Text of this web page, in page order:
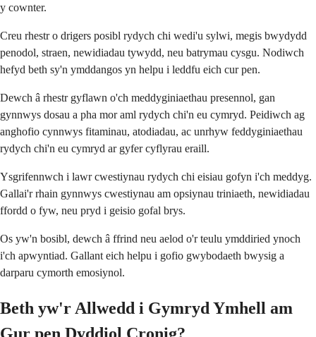
y cownter.
Creu rhestr o drigers posibl rydych chi wedi'u sylwi, megis bwydydd
penodol, straen, newidiadau tywydd, neu batrymau cysgu. Nodiwch
hefyd beth sy'n ymddangos yn helpu i leddfu eich cur pen.
Dewch â rhestr gyflawn o'ch meddyginiaethau presennol, gan
gynnwys dosau a pha mor aml rydych chi'n eu cymryd. Peidiwch ag
anghofio cynnwys fitaminau, atodiadau, ac unrhyw feddyginiaethau
rydych chi'n eu cymryd ar gyfer cyflyrau eraill.
Ysgrifennwch i lawr cwestiynau rydych chi eisiau gofyn i'ch meddyg.
Gallai'r rhain gynnwys cwestiynau am opsiynau triniaeth, newidiadau
ffordd o fyw, neu pryd i geisio gofal brys.
Os yw'n bosibl, dewch â ffrind neu aelod o'r teulu ymddiried ynoch
i'ch apwyntiad. Gallant eich helpu i gofio gwybodaeth bwysig a
darparu cymorth emosiynol.
Beth yw'r Allwedd i Gymryd Ymhell am
Gur pen Dyddiol Cronig?